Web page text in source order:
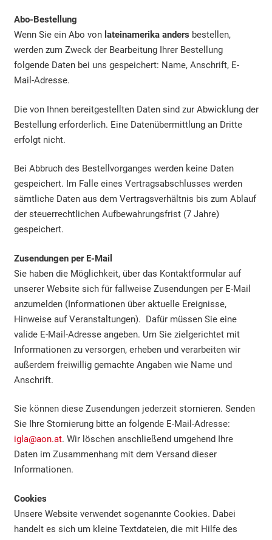
Abo-Bestellung
Wenn Sie ein Abo von lateinamerika anders bestellen,
werden zum Zweck der Bearbeitung Ihrer Bestellung
folgende Daten bei uns gespeichert: Name, Anschrift, E-
Mail-Adresse.
Die von Ihnen bereitgestellten Daten sind zur Abwicklung der
Bestellung erforderlich. Eine Datenübermittlung an Dritte
erfolgt nicht.
Bei Abbruch des Bestellvorganges werden keine Daten
gespeichert. Im Falle eines Vertragsabschlusses werden
sämtliche Daten aus dem Vertragsverhältnis bis zum Ablauf
der steuerrechtlichen Aufbewahrungsfrist (7 Jahre)
gespeichert.
Zusendungen per E-Mail
Sie haben die Möglichkeit, über das Kontaktformular auf
unserer Website sich für fallweise Zusendungen per E-Mail
anzumelden (Informationen über aktuelle Ereignisse,
Hinweise auf Veranstaltungen). Dafür müssen Sie eine
valide E-Mail-Adresse angeben. Um Sie zielgerichtet mit
Informationen zu versorgen, erheben und verarbeiten wir
außerdem freiwillig gemachte Angaben wie Name und
Anschrift.
Sie können diese Zusendungen jederzeit stornieren. Senden
Sie Ihre Stornierung bitte an folgende E-Mail-Adresse:
igla@aon.at. Wir löschen anschließend umgehend Ihre
Daten im Zusammenhang mit dem Versand dieser
Informationen.
Cookies
Unsere Website verwendet sogenannte Cookies. Dabei
handelt es sich um kleine Textdateien, die mit Hilfe des